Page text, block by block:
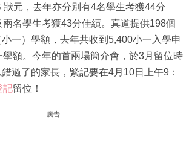
狀元，去年亦分別有4名學生考獲44分
兩名學生考獲43分佳績。真道提供198個
一）學額，去年共收到5,400小一入學申
額。今年的首兩場簡介會，於3月留位時
過了的家長，緊記要在4月10日上午9：
記留位！
廣告